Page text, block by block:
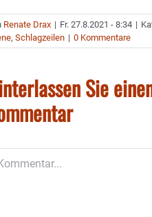
Renate Drax | Fr. 27.8.2021 - 8:34 |
,Schlagzeilen | 0 Kommentare
Sie